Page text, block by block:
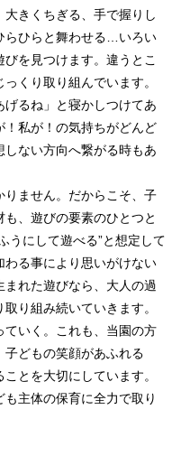
きくちぎる、手で握りし
らひらと舞わせる…いろい
を見つけます。違うとこ
くり取り組んでいます。
げるね」と寝かしつけてあ
！私が！の気持ちがどんど
ない方向へ繋がる時もあ
ません。だからこそ、子
、遊びの要素のひとつと
うにして遊べる”と想定して
わる事により思いがけない
れた遊びなら、大人の過
り組み続いていきます。
いく。これも、当園の方
どもの笑顔があふれる
とを大切にしています。
主体の保育に全力で取り